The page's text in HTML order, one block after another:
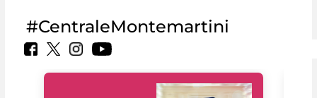
#CentraleMontemartini